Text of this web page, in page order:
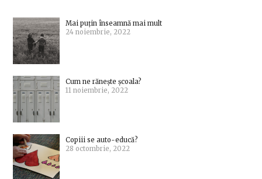
Mai puțin înseamnă mai mult
24 noiembrie, 2022
Cum ne rănește școala?
11 noiembrie, 2022
Copiii se auto-educă?
28 octombrie, 2022